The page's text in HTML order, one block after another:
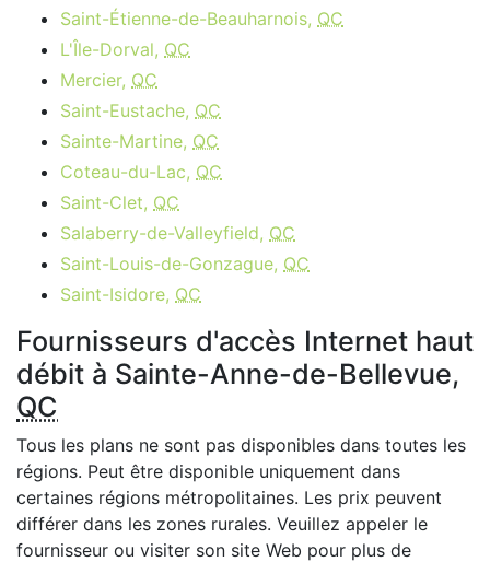
Saint-Étienne-de-Beauharnois, QC
L'Île-Dorval, QC
Mercier, QC
Saint-Eustache, QC
Sainte-Martine, QC
Coteau-du-Lac, QC
Saint-Clet, QC
Salaberry-de-Valleyfield, QC
Saint-Louis-de-Gonzague, QC
Saint-Isidore, QC
Fournisseurs d'accès Internet haut
débit à Sainte-Anne-de-Bellevue,
QC
Tous les plans ne sont pas disponibles dans toutes les
régions. Peut être disponible uniquement dans
certaines régions métropolitaines. Les prix peuvent
différer dans les zones rurales. Veuillez appeler le
fournisseur ou visiter son site Web pour plus de